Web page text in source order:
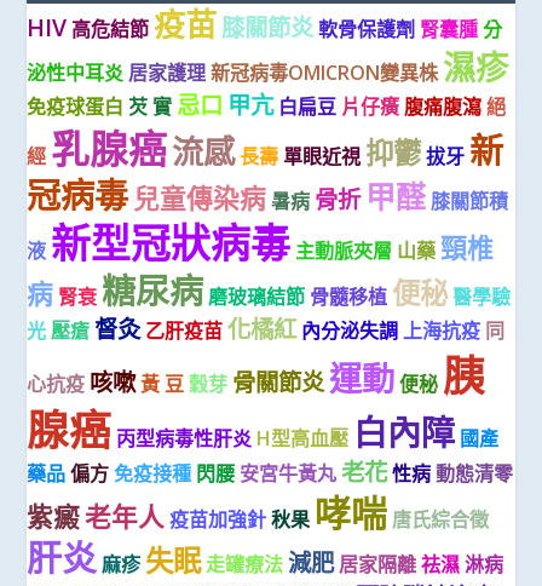
HIV 高危結節 疫苗膝關節炎 軟骨保護劑 腎囊腫 分
泌性中耳炎 居家護理 新冠病毒OMICRON變異株 濕疹
免疫球蛋白 芡 實 忌口 甲亢 白扁豆 片仔癀 腹痛腹瀉 絕
經 乳腺癌流感長壽 單眼近視 抑鬱拔牙 新
冠病毒 兒童傳染病 暑病 骨折 甲醛 膝關節積
液 新型冠狀病毒 主動脈夾層 山藥 頸椎
病 腎衰 糖尿病 磨玻璃結節 骨髓移植 便秘醫學驗
光 壓瘡 督灸 乙肝疫苗 化橘紅 內分泌失調 上海抗疫 同
心抗疫 咳嗽黃 豆 穀芽 骨關節炎運動 便秘 胰
腺癌 丙型病毒性肝炎 H型高血壓 白內障 國產
藥品 偏方 免疫接種 閃腰 安宮牛黃丸 老花性病 動態清零
紫癜老年人 疫苗加強針 秋果 哮喘 唐氏綜合徵
肝炎 麻疹 失眠 走罐療法 減肥 居家隔離 祛濕 淋病